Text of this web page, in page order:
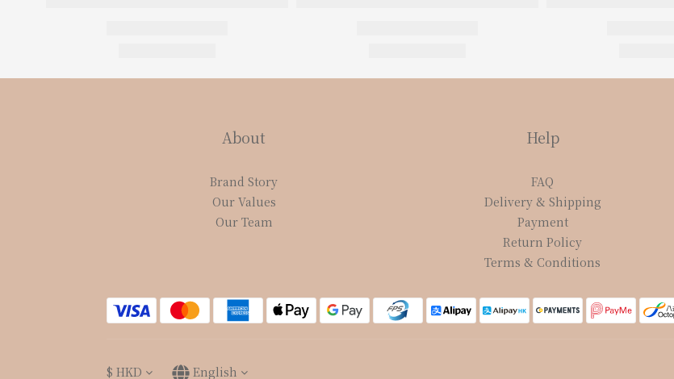
About
Brand Story
Our Values
Our Team
Help
FAQ
Delivery & Shipping
Payment
Return Policy
Terms & Conditions
$ HKD English